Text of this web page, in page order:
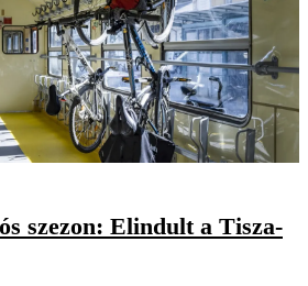
szezon: Elindult a Tisza-